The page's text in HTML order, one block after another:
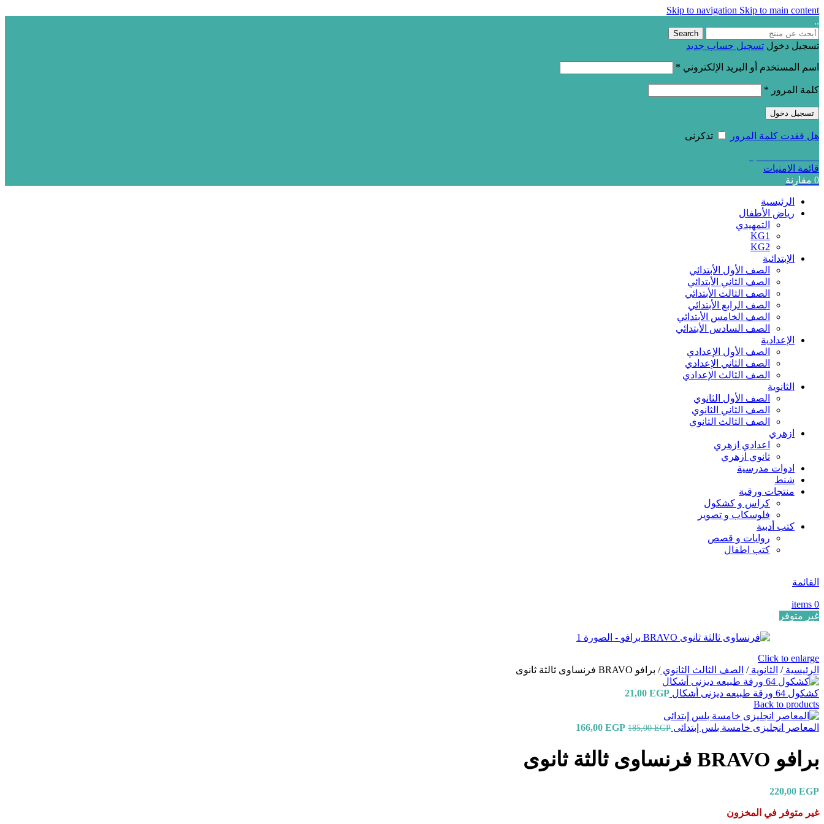
Skip to navigation Skip to main content
..
Search
تسجيل دخول تسجيل حساب جديد
اسم المستخدم أو البريد الإلكتروني *
كلمة المرور *
تسجيل دخول
هل فقدت كلمة المرور
تذكرنى
قائمة الامنيات
0 مقارنة
الرئيسية
رياض الأطفال
التمهيدي
KG1
KG2
الإبتدائية
الصف الأول الأبتدائي
الصف الثاني الأبتدائي
الصف الثالث الأبتدائي
الصف الرابع الأبتدائي
الصف الخامس الأبتدائي
الصف السادس الأبتدائي
الإعدادية
الصف الأول الإعدادي
الصف الثاني الإعدادي
الصف الثالث الإعدادي
الثانوية
الصف الأول الثانوي
الصف الثاني الثانوي
الصف الثالث الثانوي
ازهري
اعدادي ازهري
ثانوي ازهري
ادوات مدرسية
شنط
منتجات ورقية
كراس و كشكول
فلوسكاب و تصوير
كتب أدبية
روايات و قصص
كتب اطفال
القائمة
0
items
غير متوفر
Click to enlarge
الرئيسية/ الثانوية/ الصف الثالث الثانوي/ برافو BRAVO فرنساوى ثالثة ثانوى
كشكول 64 ورقة طبيعه ديزنى أشكال 21,00 EGP
Back to products
المعاصر انجليزى خامسة بلس إبتدائى 185,00EGP
166,00 EGP
برافو BRAVO فرنساوى ثالثة ثانوى
220,00 EGP
غير متوفر في المخزون